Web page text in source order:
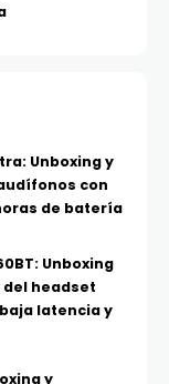
Unboxing y
con
de batería
Unboxing
headset
latencia y
y